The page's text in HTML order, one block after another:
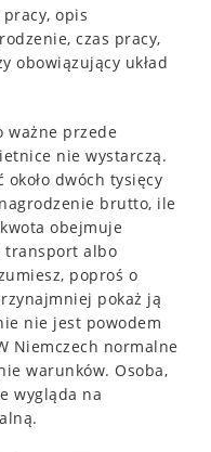
opis
czas pracy,
obowiązujący układ
ważne przede
nie wystarczą.
około dwóch tysięcy
brutto, ile
obejmuje
transport albo
poproś o
pokaż ją
nie jest powodem
Niemczech normalne
warunków. Osoba,
wygląda na